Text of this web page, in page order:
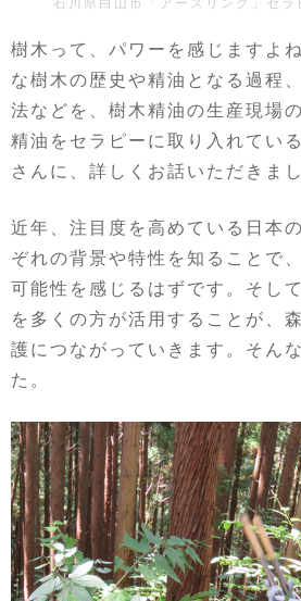
石川県白山市「アースリング」セラ
樹木って、パワーを感じますよ
な樹木の歴史や精油となる過程
法などを、樹木精油の生産現場
精油をセラピーに取り入れてい
さんに、詳しくお話いただきまし
近年、注目度を高めている日本
ぞれの背景や特性を知ることで
可能性を感じるはずです。そし
を多くの方が活用することが、
護につながっていきます。そん
た。